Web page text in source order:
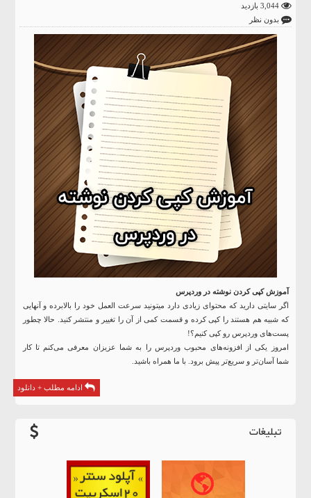
3,044 بازدید
بدون نظر
آموزش کپی کردن نوشته دروردپرس
اگر سایتی دارید که محتوای زیادی دارد میتونید سرعت العمل خود را بالابردهو آنهایی
که شبیه هم هستند را کپی کرده و قسمت کمی از آن را تغییر و منتشر کنید. حالا چطور
پست‌های وردپرس رو کپی کنیم؟!
امروز یکی از افزونه‌های محبوبوردپرس را به شما عزیزان معرفی می‌کنم تا کار
شماآسان‌تر وسریع‌تر پیش برود. با ما همراه باشید.
ادامه مطلب + دانلود
تبلیغات